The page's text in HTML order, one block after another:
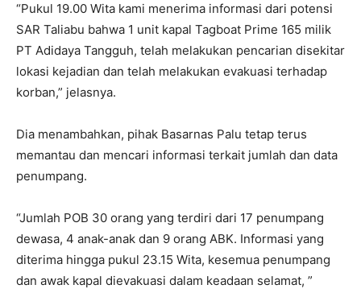
“Pukul 19.00 Wita kami menerima informasi dari potensi
SAR Taliabu bahwa 1 unit kapal Tagboat Prime 165 milik
PT Adidaya Tangguh, telah melakukan pencarian disekitar
lokasi kejadian dan telah melakukan evakuasi terhadap
korban,” jelasnya.
Dia menambahkan, pihak Basarnas Palu tetap terus
memantau dan mencari informasi terkait jumlah dan data
penumpang.
“Jumlah POB 30 orang yang terdiri dari 17 penumpang
dewasa, 4 anak-anak dan 9 orang ABK. Informasi yang
diterima hingga pukul 23.15 Wita, kesemua penumpang
dan awak kapal dievakuasi dalam keadaan selamat, ”